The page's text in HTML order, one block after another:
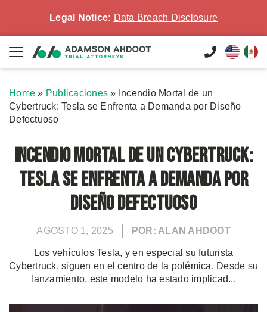
Legal Notice: Data Breach Disclosure
Home » Publicaciones » Incendio Mortal de un
Cybertruck: Tesla se Enfrenta a Demanda por Diseño
Defectuoso
Incendio Mortal de un Cybertruck:
Tesla se Enfrenta a Demanda por
Diseño Defectuoso
AGOSTO 1, 2025 POR: ALAN AHDOOT
Los vehículos Tesla, y en especial su futurista
Cybertruck, siguen en el centro de la polémica. Desde su
lanzamiento, este modelo ha estado implicad...